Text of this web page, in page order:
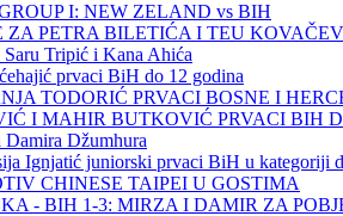
I: NEW ZELAND vs BIH
ZA PETRA BILETIĆA I TEU
Tripić i Kana Ahića
prvaci BiH do 12 godina
TODORIĆ PRVACI BOSNE I
I MAHIR BUTKOVIĆ PRVACI BIH
Damira Džumhura
Ignjatić juniorski prvaci BiH u kategoriji
CHINESE TAIPEI U GOSTIMA
- BIH 1-3: MIRZA I DAMIR ZA